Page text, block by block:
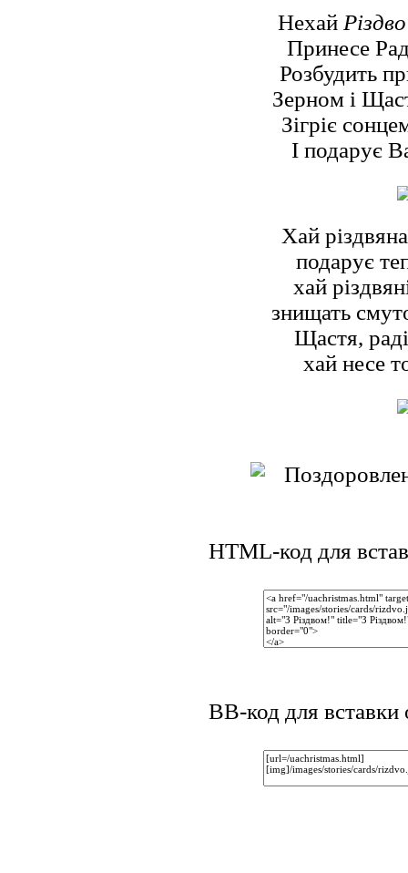
Нехай Різдво
Принесе
Розбудить
Зерном і
Зігріє
І подарує
Хай
подарує
хай
знищать
Щастя,
хай несе
HTML-код для
BB-код для